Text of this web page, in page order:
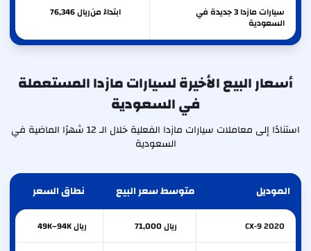
سيارات مازدا 3 جديدة في
السعودية
ابتداءً من 76,346ريال
أسعار البيع الأخيرة لسيارات مازدا المستعملة
في السعودية
استنادًا إلى معاملات سيارات مازدا الفعلية خلال الـ 12 شهرًا الماضية في
السعودية
الموديل متوسط سعر البيع نطاق السعر
CX-9 2020 ريال 71,000 ريال 49K–94K